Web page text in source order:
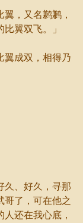
，又名鹣鹣，
翼双飞。」
成双，相得乃
、好久，寻那
哥了，可在他之
还在我心底，